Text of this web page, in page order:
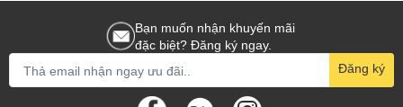
Bạn muốn nhận khuyến mãi
đặc biệt? Đăng ký ngay.
Đăng ký